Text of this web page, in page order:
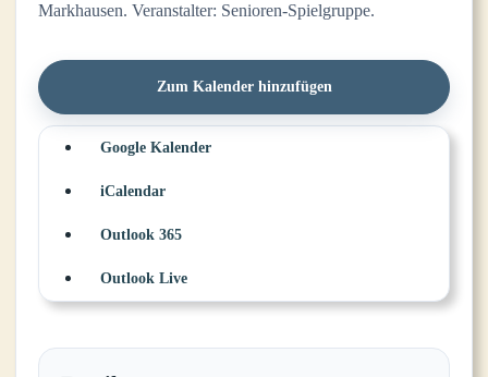
Markhausen. Veranstalter: Senioren-Spielgruppe.
Zum Kalender hinzufügen
Google Kalender
iCalendar
Outlook 365
Outlook Live